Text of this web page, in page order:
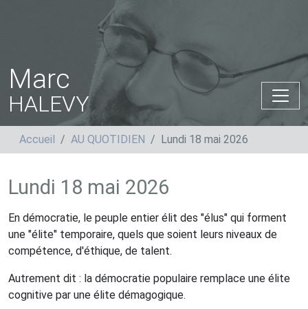
Marc
HALEVY
Accueil AU QUOTIDIEN Lundi 18 mai 2026
Lundi 18 mai 2026
En démocratie, le peuple entier élit des "élus" qui forment
une "élite" temporaire, quels que soient leurs niveaux de
compétence, d'éthique, de talent.
Autrement dit : la démocratie populaire remplace une élite
cognitive par une élite démagogique.